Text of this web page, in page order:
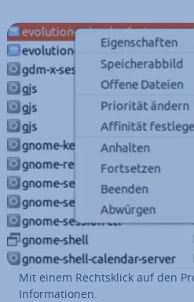
Mit einem Rechts­klick auf den
In­for­ma­tio­nen.